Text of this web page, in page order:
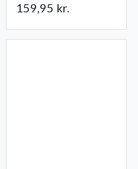
159,95 kr.